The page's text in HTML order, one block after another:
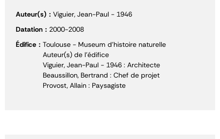
Auteur(s)
Viguier, Jean-Paul - 1946
Datation
2000-2008
Édifice
Toulouse - Museum d'histoire naturelle
Auteur(s) de l'édifice
Viguier, Jean-Paul - 1946 : Architecte
Beaussillon, Bertrand : Chef de projet
Provost, Allain : Paysagiste